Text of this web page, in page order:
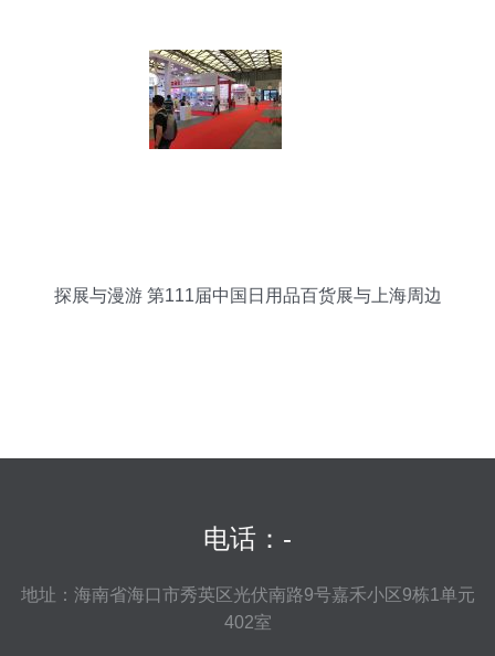
探展与漫游 第111届中国日用品百货展与上海周边
电话：-
地址：海南省海口市秀英区光伏南路9号嘉禾小区9栋1单元
402室